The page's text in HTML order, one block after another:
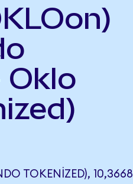
Oklo
TOKENIZED), 10,3668